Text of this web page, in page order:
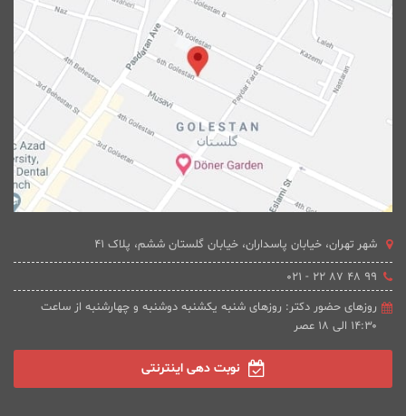
شهر تهران، خیابان پاسداران، خیابان گلستان ششم، پلاک 41
۹۹ ۴۸ ۸۷ ۲۲ - ۰۲۱
روزهای حضور دکتر: روزهای شنبه یکشنبه دوشنبه و چهارشنبه از ساعت
۱۴:۳۰ الی ۱۸ عصر
نوبت دهی اینترنتی